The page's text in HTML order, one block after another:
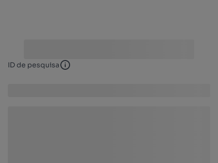
ID de pesquisa ID de pesquisa